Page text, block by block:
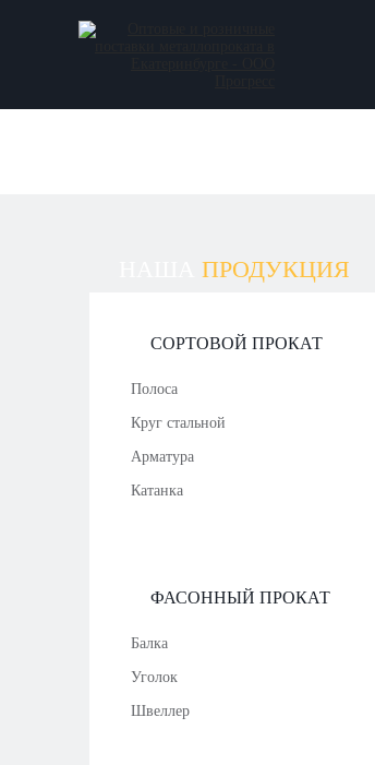
ПРОДУКЦИЯ
СОРТОВОЙ ПРОКАТ
Полоса
Круг стальной
Арматура
Катанка
ФАСОННЫЙ ПРОКАТ
Балка
Уголок
Швеллер